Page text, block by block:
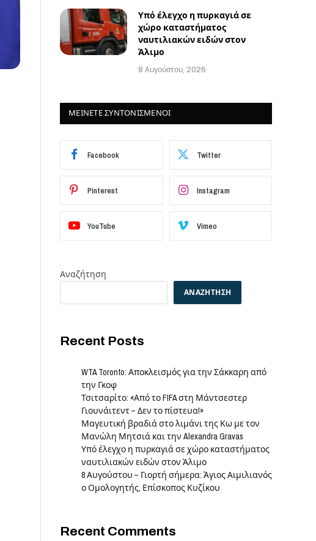
Υπό έλεγχο η πυρκαγιά σε
χώρο καταστήματος
ναυτιλιακών ειδών στον
Άλιμο
8 Αυγούστου, 2026
ΜΕΙΝΕΤΕ ΣΥΝΤΟΝΙΣΜΕΝΟΙ
Facebook Twitter
Pinterest Instagram
YouTube Vimeo
Αναζήτηση
ΑΝΑΖΉΤΗΣΗ
Recent Posts
WTA Toronto: Αποκλεισμός για την Σάκκαρη από
την Γκοφ
Τσιτσαρίτο: «Από το FIFA στη Μάντσεστερ
Γιουνάιτεντ – Δεν το πίστευα!»
Μαγευτική βραδιά στο λιμάνι της Κω με τον
Μανώλη Μητσιά και την Alexandra Gravas
Υπό έλεγχο η πυρκαγιά σε χώρο καταστήματος
ναυτιλιακών ειδών στον Άλιμο
8 Αυγούστου – Γιορτή σήμερα: Άγιος Αιμιλιανός
ο Ομολογητής, Επίσκοπος Κυζίκου
Recent Comments